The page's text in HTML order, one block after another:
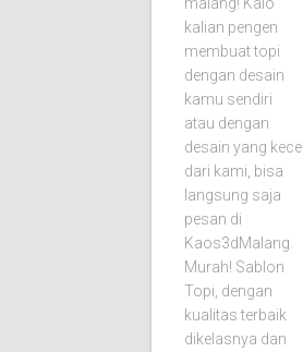
kalian pengen
membuat topi
dengan desain
kamu sendiri
atau dengan
desain yang kece
dari kami, bisa
langsung saja
pesan di
Kaos3dMalang.
Murah! Sablon
Topi, dengan
kualitas terbaik
dikelasnya dan